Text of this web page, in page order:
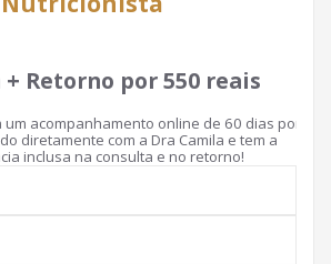
Retorno por 550 reais
um acompanhamento online de 60 dias por
diretamente com a Dra Camila e tem a
inclusa na consulta e no retorno!